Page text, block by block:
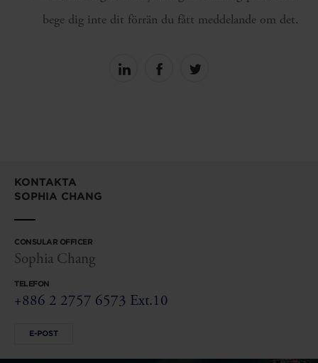
bege dig inte dit förrän du fått meddelande om det.
Share
Share
Share
KONTAKTA
SOPHIA CHANG
CONSULAR OFFICER
Sophia Chang
TELEFON
+886 2 2757 6573 Ext.10
E-POST